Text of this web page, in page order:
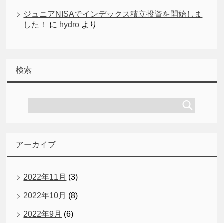
ジュニアNISAでインデックス積立投資を開始しま
した！
に hydro より
検索
アーカイブ
2022年11月 (3)
2022年10月 (8)
2022年9月 (6)